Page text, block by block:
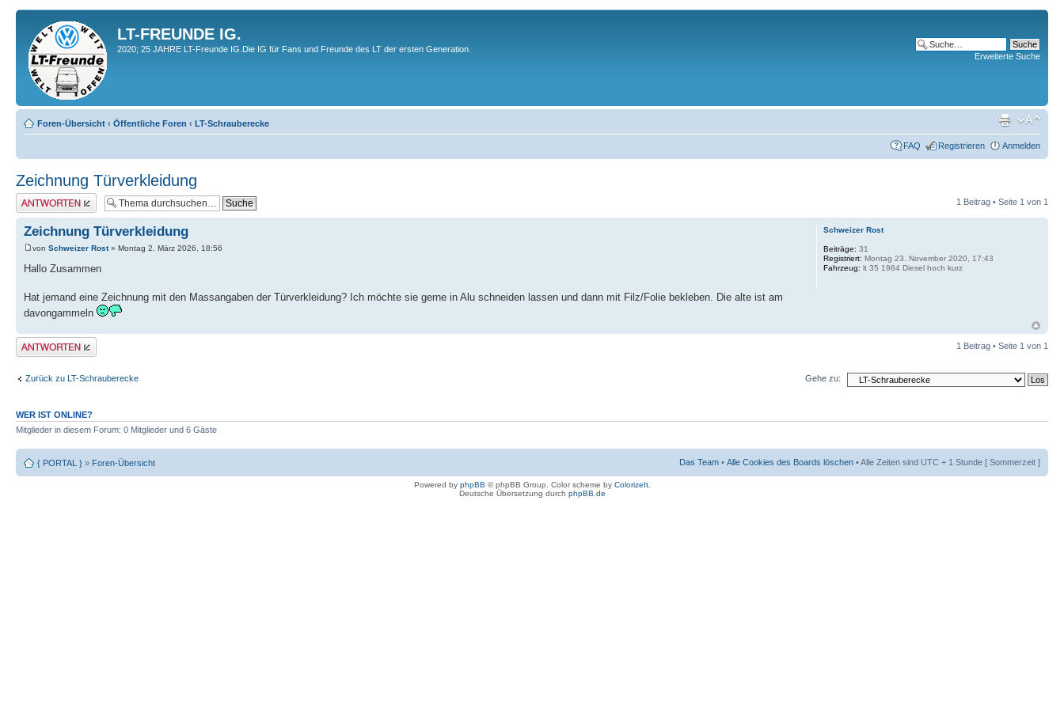
LT-FREUNDE IG.
2020; 25 JAHRE LT-Freunde IG.Die IG für Fans und Freunde des LT der ersten Generation.
Erweiterte Suche
Foren-Übersicht ‹ Öffentliche Foren ‹ LT-Schrauberecke
FAQ Registrieren Anmelden
Zeichnung Türverkleidung
Antwort erstellen 1 Beitrag • Seite 1 von 1
Zeichnung Türverkleidung
von Schweizer Rost» Montag 2. März 2026, 18:56
Hallo Zusammen
Hat jemand eine Zeichnung mit den Massangaben der Türverkleidung? Ich möchte sie gerne in Alu schneiden lassen und dann mit Filz/Folie bekleben. Die alte ist am
davongammeln
Schweizer Rost
Beiträge: 31
Registriert: Montag 23. November 2020, 17:43
Fahrzeug: lt 35 1984 Diesel hoch kurz
Antwort erstellen 1 Beitrag • Seite 1 von 1
Zurück zu LT-Schrauberecke Gehe zu:
WER IST ONLINE?
Mitglieder in diesem Forum: 0 Mitglieder und 6 Gäste
{ PORTAL } » Foren-Übersicht Das Team • Alle Cookies des Boards löschen • Alle Zeiten sind UTC + 1 Stunde [ Sommerzeit ]
Powered by phpBB © phpBB Group. Color scheme by ColorizeIt.
Deutsche Übersetzung durch phpBB.de